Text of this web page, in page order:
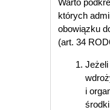
Warto
których
obowiązku
(art. 34
i